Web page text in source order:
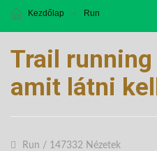
Kezdőlap Run
Trail
amit látni
Run / 147332 Nézetek